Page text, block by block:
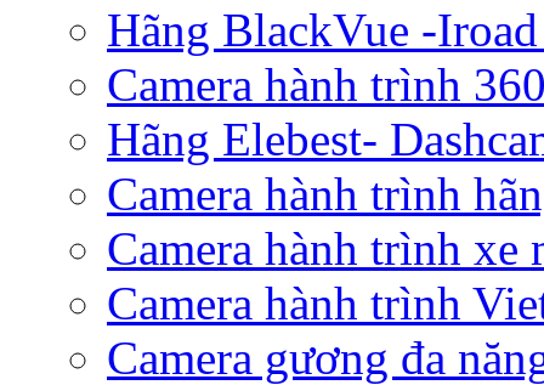
Hãng BlackVue -
Camera hành trình
Hãng Elebest-
Camera hành trình
Camera hành trình xe
Camera hành trình
Camera gương đa